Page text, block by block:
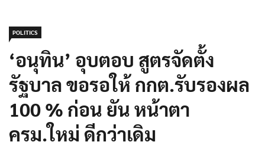
POLITICS
‘อนุทิน’ อุบตอบ สูตรจัดตั้ง
รัฐบาล ขอรอให้ กกต.รับรองผล
100 % ก่อน ยัน หน้าตา
ครม.ใหม่ ดีกว่าเดิม